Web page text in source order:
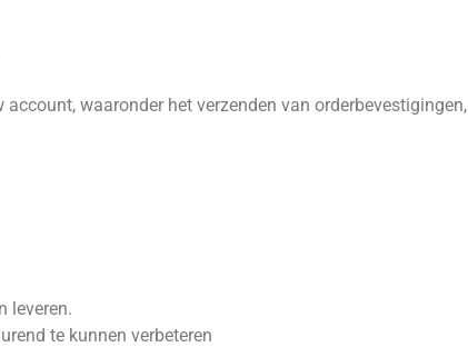
waaronder het verzenden van orderbevestigingen,
leveren.
te kunnen verbeteren